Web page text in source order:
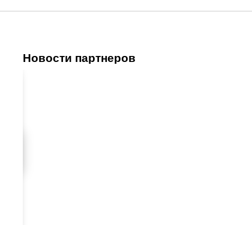
Новости партнеров